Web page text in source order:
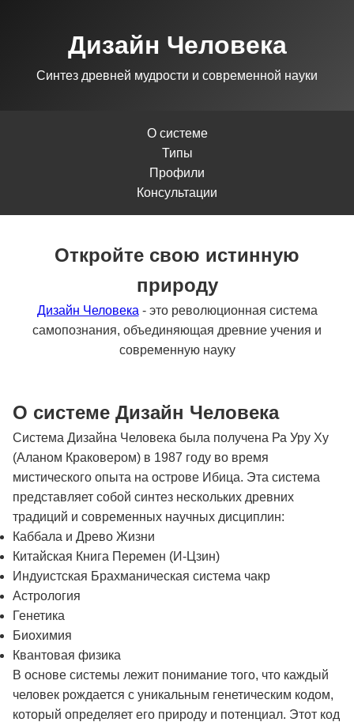
Дизайн Человека
Синтез древней мудрости и современной науки
О системе
Типы
Профили
Консультации
Откройте свою истинную
природу
Дизайн Человека - это революционная система
самопознания, объединяющая древние учения и
современную науку
О системе Дизайн Человека
Система Дизайна Человека была получена Ра Уру Ху
(Аланом Краковером) в 1987 году во время
мистического опыта на острове Ибица. Эта система
представляет собой синтез нескольких древних
традиций и современных научных дисциплин:
Каббала и Древо Жизни
Китайская Книга Перемен (И-Цзин)
Индуистская Брахманическая система чакр
Астрология
Генетика
Биохимия
Квантовая физика
В основе системы лежит понимание того, что каждый
человек рождается с уникальным генетическим кодом,
который определяет его природу и потенциал. Этот код